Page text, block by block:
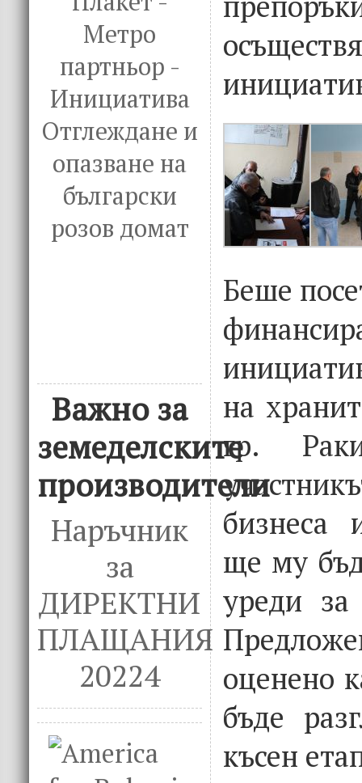
Метро
партньор -
Инициатива
Отглеждане и
опазване на
български
розов домат
Важно за
земеделските
производители
Наръчник
за
ДИРЕКТНИ
ПЛАЩАНИЯ
20224
Беше
на
гр.
бизнеса
ще му
уреди за
оценено
бъде
късен